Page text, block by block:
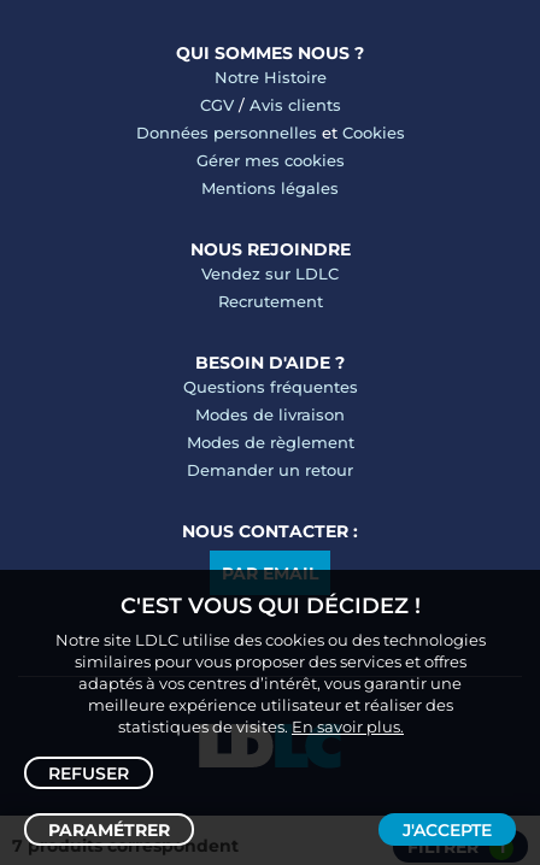
Trier /Filtrer
7 produits correspondent FILTRER 1
QUI SOMMES NOUS ?
Notre Histoire
CGV/ Avis clients
Données personnelles et Cookies
Gérer mes cookies
Mentions légales
NOUS REJOINDRE
Vendez sur LDLC
Recrutement
BESOIN D'AIDE ?
Questions fréquentes
Modes de livraison
Modes de règlement
Demander un retour
NOUS CONTACTER :
PAR EMAIL
C'EST VOUS QUI DÉCIDEZ !
Notre site LDLC utilise des cookies ou des technologies
similaires pour vous proposer des services et offres
adaptés à vos centres d’intérêt, vous garantir une
meilleure expérience utilisateur et réaliser des
statistiques de visites.En savoir plus.
REFUSER
PARAMÉTRER J'ACCEPTE